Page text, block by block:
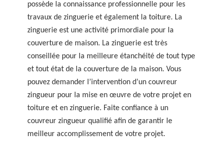
possède la connaissance professionnelle pour les
travaux de zinguerie et également la toiture. La
zinguerie est une activité primordiale pour la
couverture de maison. La zinguerie est très
conseillée pour la meilleure étanchéité de tout type
et tout état de la couverture de la maison. Vous
pouvez demander l’intervention d’un couvreur
zingueur pour la mise en œuvre de votre projet en
toiture et en zinguerie. Faite confiance à un
couvreur zingueur qualifié afin de garantir le
meilleur accomplissement de votre projet.